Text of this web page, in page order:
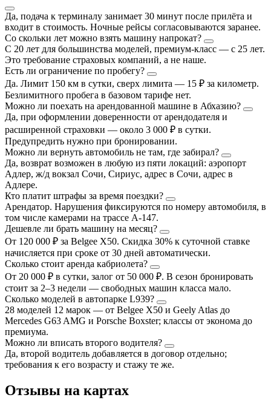
Да, подача к терминалу занимает 30 минут после прилёта и
входит в стоимость. Ночные рейсы согласовываются заранее.
Со скольки лет можно взять машину напрокат?
С 20 лет для большинства моделей, премиум-класс — с 25 лет.
Это требование страховых компаний, а не наше.
Есть ли ограничение по пробегу?
Да. Лимит 150 км в сутки, сверх лимита — 15 ₽ за километр.
Безлимитного пробега в базовом тарифе нет.
Можно ли поехать на арендованной машине в Абхазию?
Да, при оформлении доверенности от арендодателя и
расширенной страховки — около 3 000 ₽ в сутки.
Предупредить нужно при бронировании.
Можно ли вернуть автомобиль не там, где забирал?
Да, возврат возможен в любую из пяти локаций: аэропорт
Адлер, ж/д вокзал Сочи, Сириус, адрес в Сочи, адрес в
Адлере.
Кто платит штрафы за время поездки?
Арендатор. Нарушения фиксируются по номеру автомобиля, в
том числе камерами на трассе А-147.
Дешевле ли брать машину на месяц?
От 120 000 ₽ за Belgee X50. Скидка 30% к суточной ставке
начисляется при сроке от 30 дней автоматически.
Сколько стоит аренда кабриолета?
От 20 000 ₽ в сутки, залог от 50 000 ₽. В сезон бронировать
стоит за 2–3 недели — свободных машин класса мало.
Сколько моделей в автопарке L939?
28 моделей 12 марок — от Belgee X50 и Geely Atlas до
Mercedes G63 AMG и Porsche Boxster; классы от эконома до
премиума.
Можно ли вписать второго водителя?
Да, второй водитель добавляется в договор отдельно;
требования к его возрасту и стажу те же.
Отзывы на картах